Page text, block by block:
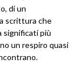
di un
scrittura che
significati più
un respiro quasi